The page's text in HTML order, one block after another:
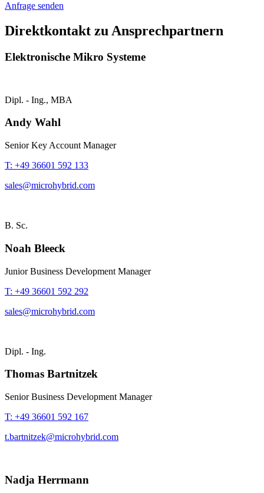
Anfrage senden
Direktkontakt zu Ansprechpartnern
Elektronische Mikro Systeme
Dipl. - Ing., MBA
Andy Wahl
Senior Key Account Manager
T: +49 36601 592 133
sales@microhybrid.com
B. Sc.
Noah Bleeck
Junior Business Development Manager
T: +49 36601 592 292
sales@microhybrid.com
Dipl. - Ing.
Thomas Bartnitzek
Senior Business Development Manager
T: +49 36601 592 167
t.bartnitzek@microhybrid.com
Nadja Herrmann